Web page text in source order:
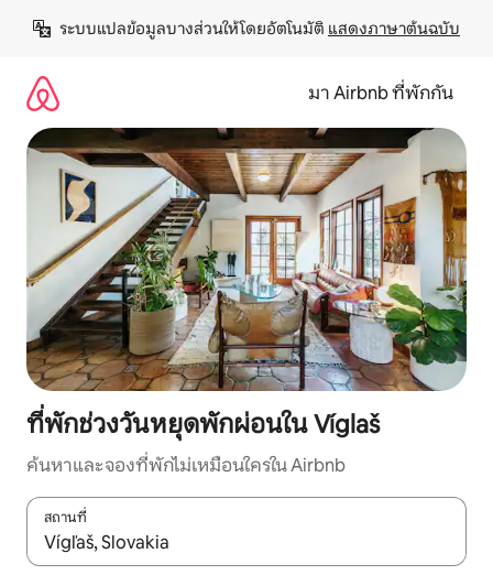
เนื้อหา
ระบบแปลข้อมูลบางส่วนให้โดยอัตโนมัติ แสดงภาษาต้นฉบับ
มา Airbnb ที่พักกัน
ที่พักช่วงวันหยุดพักผ่อนใน Víglaš
ค้นหาและจองที่พักไม่เหมือนใครใน Airbnb
สถานที่
ใช้ลูกศรขึ้นลง หรือใช้การสัมผัสหรือปัด เพื่อสำรวจผลการค้นหา